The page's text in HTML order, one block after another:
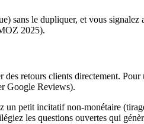
sans le dupliquer, et vous
2025).
retours clients directement.
Google Reviews).
petit incitatif non-monétaire
les questions ouvertes qui